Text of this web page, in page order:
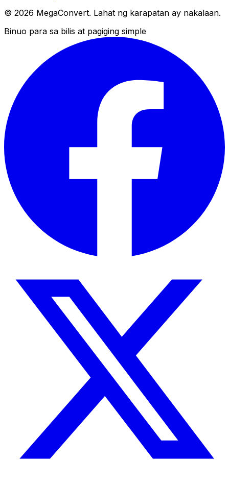
© 2026 MegaConvert. Lahat ng karapatan ay nakalaan.
Binuo para sa bilis at pagiging simple